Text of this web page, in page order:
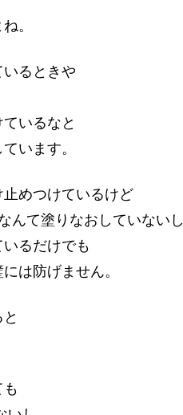
。
るときや
いるなと
います。
止めつけているけど
んて塗りなおしていないし
るだけでも
は防げません。
も